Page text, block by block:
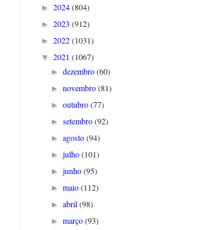
► 2024(804)
► 2023 (912)
► 2022(1031)
▼ 2021 (1067)
►dezembro(60)
►novembro(81)
►outubro(77)
►setembro(92)
►agosto(94)
►julho(101)
►junho(95)
►maio(112)
►abril(98)
►março(93)